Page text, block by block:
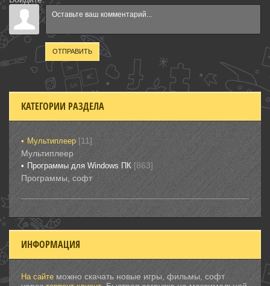
ОТПРАВИТЬ
КАТЕГОРИИ РАЗДЕЛА
Мультиплеер [11]
Мультиплеер
Программы для Windows ПК [863]
Программы, софт
ИНФОРМАЦИЯ
На сайте можно скачать новые игры, фильмы, софт